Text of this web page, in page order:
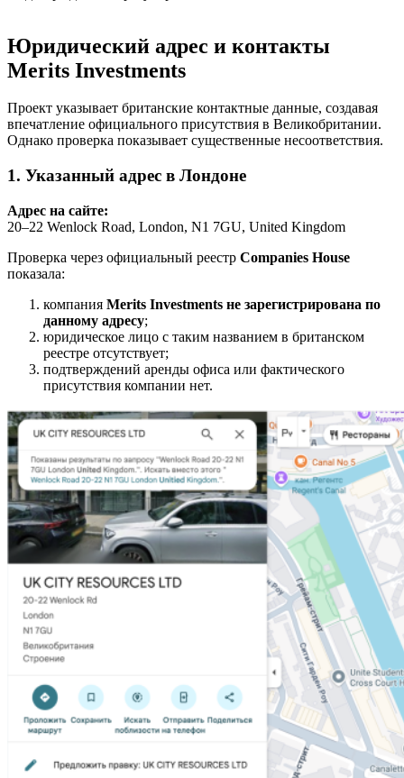
Юридический адрес и контакты
Merits Investments
Проект указывает британские контактные данные, создавая
впечатление официального присутствия в Великобритании.
Однако проверка показывает существенные несоответствия.
1. Указанный адрес в Лондоне
Адрес на сайте:
20–22 Wenlock Road, London, N1 7GU, United Kingdom
Проверка через официальный реестр Companies House
показала:
компания Merits Investments не зарегистрирована по
данному адресу;
юридическое лицо с таким названием в британском
реестре отсутствует;
подтверждений аренды офиса или фактического
присутствия компании нет.